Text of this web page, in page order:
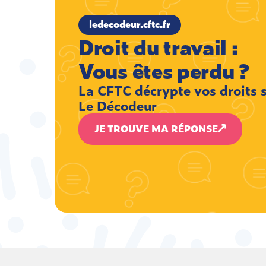
ledecodeur.cftc.fr
Droit du travail :
Vous êtes perdu ?
La CFTC décrypte vos droits
Le Décodeur
JE TROUVE MA RÉPONSE